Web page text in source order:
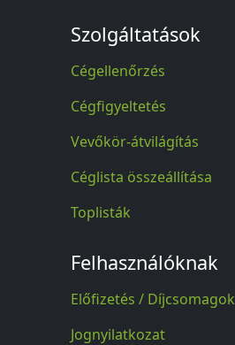
Szolgáltatások
Cégellenőrzés
Cégfigyeltetés
Vevőkör-átvilágítás
Céglista összeállítása
Toplisták
Felhasználóknak
Előfizetés / Díjcsomagok
Jognyilatkozat